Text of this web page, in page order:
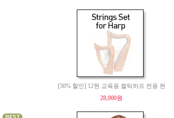
[30% 할인] 12현 교육용 켈틱하프 전용 현
28,000원